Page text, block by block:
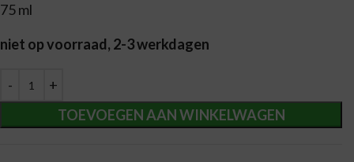
75 ml
niet op voorraad, 2-3 werkdagen
TOEVOEGEN AAN WINKELWAGEN
Alternative: